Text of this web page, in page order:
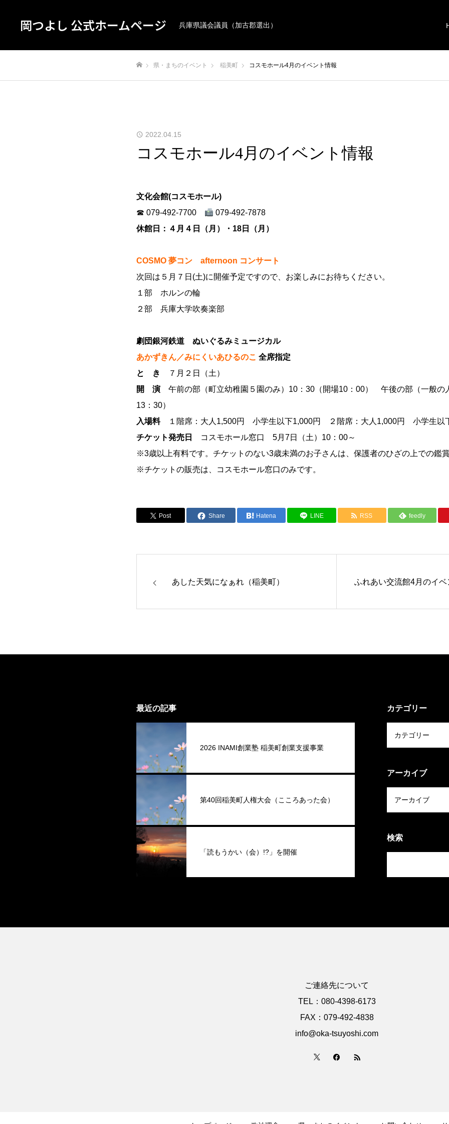
岡つよし 公式ホームページ 兵庫県議会議員（加古郡選出）
県・まちのイベント 稲美町 コスモホール4月のイベント情報
2022.04.15
コスモホール4月のイベント情報
文化会館(コスモホール)
☎ 079-492-7700
079-492-7878
休館日：４月４日（月）・18日（月）
COSMO 夢コン afternoon コンサート
次回は５月７日(土)に開催予定ですので、お楽しみにお待ちください。
１部 ホルンの輪
２部 兵庫大学吹奏楽部
劇団銀河鉄道 ぬいぐるみミュージカル
あかずきん／みにくいあひるのこ 全席指定
と き
７月２日（土）
開 演 午前の部（町立幼稚園５園のみ）10：30（開場10：00） 午後の部（一般の
13：30）
入場料１階席：大人1,500円 小学生以下1,000円 ２階席：大人1,000円 小学生以
チケット発売日
コスモホール窓口 5月7日（土）10：00～
※3歳以上有料です。チケットのない3歳未満のお子さんは、保護者のひざの上での鑑賞
※チケットの販売は、コスモホール窓口のみです。
Post Share Hatena LINE RSS feedly
あした天気になぁれ（稲美町） ふれあい交流館4月のイベ
最近の記事
2026 INAMI創業塾 稲美町創業支援事業
第40回稲美町人権大会（こころあった会）
「読もうかい（会）!?」を開催
カテゴリー
アーカイブ
検索
ご連絡先について
TEL：080-4398-6173
FAX：079-492-4838
info@oka-tsuyoshi.com